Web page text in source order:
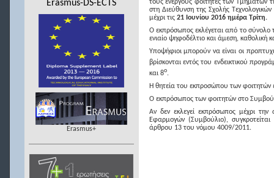
Erasmus-DS-ECTS
Erasmus+
τους ενεργούς φοιτητές των Τμημάτων
στη Διεύθυνση της Σχολής
μέχρι τις 21Ιουνίου 2016 ημέρα Τρίτη.
Ο εκπρόσωπος εκλέγεται από το σύνολο
ενιαίο ψηφοδέλτιο και άμεση, καθολική
Υποψήφιοι μπορούν να είναι οι
βρίσκονται εντός του ενδεικτικού
και 8ο.
Η θητεία του εκπροσώπου των φοιτητών
Ο εκπρόσωπος των φοιτητών στο
Αν δεν εκλεγεί εκπρόσωπος μέχρι
Εφαρμογών (Συμβούλιο),
άρθρου 13 του νόμου 4009/2011.